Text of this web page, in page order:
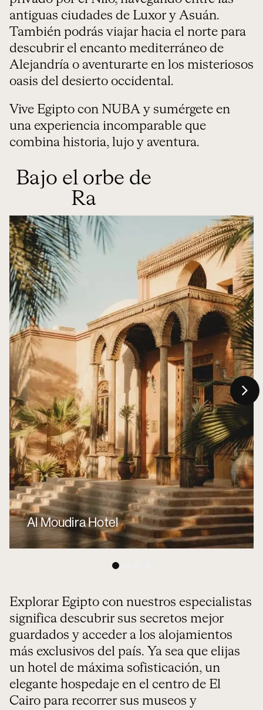
antiguas ciudades de Luxor y Asuán.
También podrás viajar hacia el norte para
descubrir el encanto mediterráneo de
Alejandría o aventurarte en los misteriosos
oasis del desierto occidental.
Vive Egipto con NUBA y sumérgete en
una experiencia incomparable que
combina historia, lujo y aventura.
Bajo el orbe de
Ra
Al Moudira Hotel
4
Explorar Egipto con nuestros especialistas
significa descubrir sus secretos mejor
guardados y acceder a los alojamientos
más exclusivos del país. Ya sea que elijas
un hotel de máxima sofisticación, un
elegante hospedaje en el centro de El
Cairo para recorrer sus museos y